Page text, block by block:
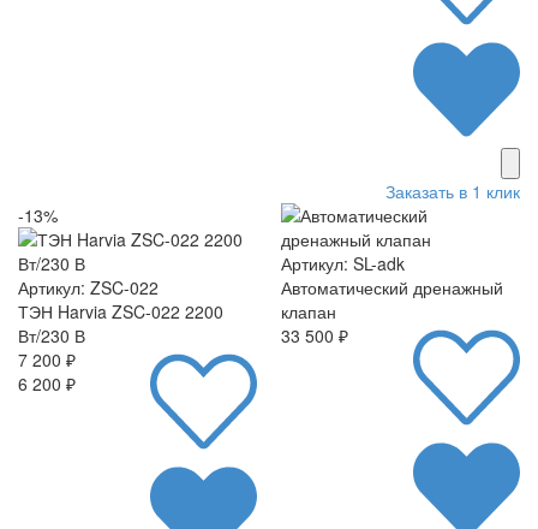
Заказать в 1 клик
-13%
Артикул: ZSC-022
ТЭН Harvia ZSC-022 2200
Вт/230 В
7 200 ₽
6 200 ₽
Артикул: SL-adk
Автоматический дренажный
клапан
33 500 ₽